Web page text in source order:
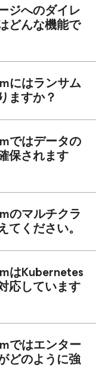
ジへのダイレ
どんな機能で
にはランサム
ますか？
ではデータの
保されます
のマルチクラ
ください。
はKubernetes
応しています
ではエンター
どのように強